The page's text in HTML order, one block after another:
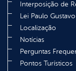
Interposição de
Lei Paulo Gustavo
Localização
Notícias
Perguntas
Pontos Turísticos